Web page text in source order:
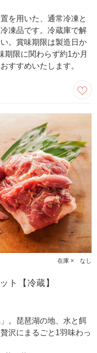
を用いた、通常冷凍と
凍品です。冷蔵庫で解
。賞味期限は製造日か
期限に関わらず約1か月
すすめいたします。
在庫 × なし
【冷蔵】
。琵琶湖の地、水と餌
沢にまるごと1羽味わっ